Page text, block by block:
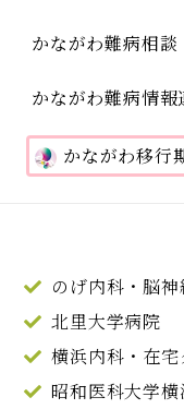
かながわ難病相
かながわ難病情報
かながわ移行
のげ内科・脳
北里大学病院
横浜内科・在宅
昭和医科大学